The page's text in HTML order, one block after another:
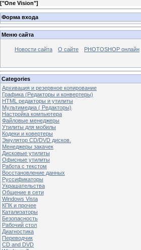
["One Vision"]
Форма входа
Меню сайта
Новости сайта О сайте PHOTOSHOP онлайн
Categories
Архивация и резервное копирование
Графика (Редакторы и конвертеры)
HTML редакторы и утилиты
Мультимедиа ( Редакторы)
Настройка компьютера
Файловые менеджеры
Утилиты для мобилы
Кодеки и ковертеры
Эмулятор CD/DVD дисков.
Менеджеры закачек
Дисковые утилиты
Офисные утилиты
Работа с текстом
Восстановление данных
Руссификаторы
Украшательства
Общение в сети
Windows Vista
КПК и прочее
Катализаторы
Безопасность
Рабочий стол
Диагностика
Переводчик
CD and DVD